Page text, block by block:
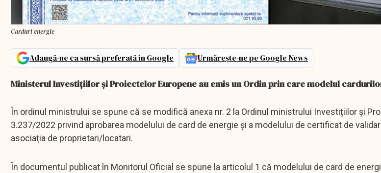
Carduri energie
Adaugă-ne ca sursă preferată în Google Urmărește-ne pe Google News
Ministerul Investițiilor și Proiectelor Europene au emis un Ordin prin care modelul
În ordinul ministrului se spune că se modifică anexa nr. 2 la Ordinul ministrului Investițiilor și
3.237/2022 privind aprobarea modelului de card de energie și a modelului de certificat de
asociația de proprietari/locatari.
În documentul publicat în Monitorul Oficial se spune la articolul 1 că modelului de card de